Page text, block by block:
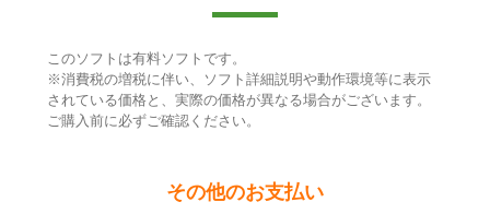
このソフトは有料ソフトです。
※消費税の増税に伴い、ソフト詳細説明や動作環境等に表示
されている価格と、実際の価格が異なる場合がございます。
ご購入前に必ずご確認ください。
その他のお支払い